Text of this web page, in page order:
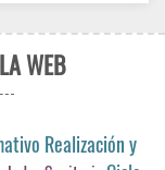
WEB
Realización y